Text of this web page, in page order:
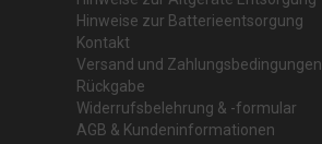
Hinweise zur Batterieentsorgung
Kontakt
Versand und Zahlungsbedingungen
Rückgabe
Widerrufsbelehrung & -formular
AGB & Kundeninformationen